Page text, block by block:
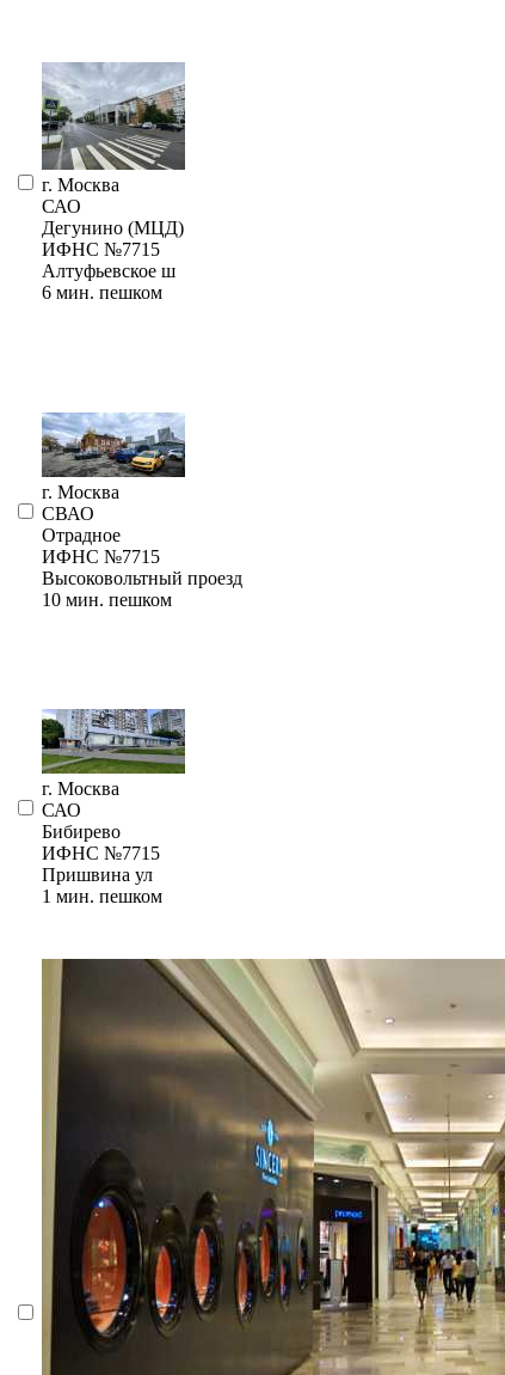
г. Москва
САО
Дегунино (МЦД)
ИФНС №7715
Алтуфьевское ш
6 мин. пешком
г. Москва
СВАО
Отрадное
ИФНС №7715
Высоковольтный проезд
10 мин. пешком
г. Москва
САО
Бибирево
ИФНС №7715
Пришвина ул
1 мин. пешком